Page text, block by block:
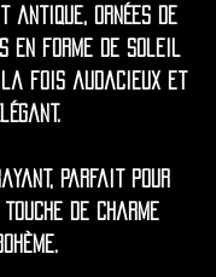
antique, ornées de
en forme de soleil
fois audacieux et
parfait pour
de charme